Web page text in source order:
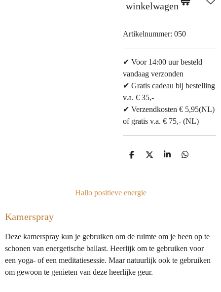
winkelwagen
Artikelnummer: 050
✔ Voor 14:00 uur besteld
vandaag verzonden
✔ Gratis cadeau bij bestelling
v.a. € 35,-
✔ Verzendkosten € 5,95(NL)
of gratis v.a. € 75,- (NL)
D
D
S
D
Hallo positieve energie
Kamerspray
Deze kamerspray kun je gebruiken om de ruimte om je heen op te
schonen van energetische ballast. Heerlijk om te gebruiken voor
een yoga- of een meditatiesessie. Maar natuurlijk ook te gebruiken
om gewoon te genieten van deze heerlijke geur.